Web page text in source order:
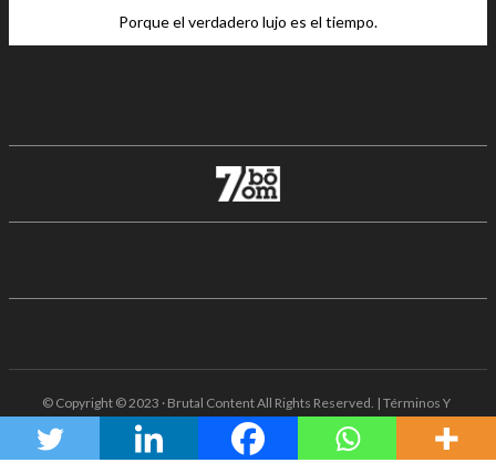
Porque el verdadero lujo es el tiempo.
© Copyright © 2023 · Brutal Content All Rights Reserved. | Términos Y
Condiciones · Aviso De Privacidad